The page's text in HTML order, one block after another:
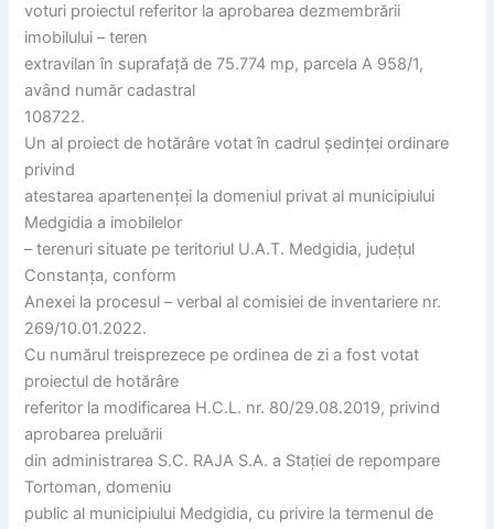
voturi proiectul referitor la aprobarea dezmembrării
imobilului – teren
extravilan în suprafață de 75.774 mp, parcela A 958/1,
având număr cadastral
108722.
Un al proiect de hotărâre votat în cadrul ședinței ordinare
privind
atestarea apartenenței la domeniul privat al municipiului
Medgidia a imobilelor
– terenuri situate pe teritoriul U.A.T. Medgidia, județul
Constanța, conform
Anexei la procesul – verbal al comisiei de inventariere nr.
269/10.01.2022.
Cu numărul treisprezece pe ordinea de zi a fost votat
proiectul de hotărâre
referitor la modificarea H.C.L. nr. 80/29.08.2019, privind
aprobarea preluării
din administrarea S.C. RAJA S.A. a Stației de repompare
Tortoman, domeniu
public al municipiului Medgidia, cu privire la termenul de